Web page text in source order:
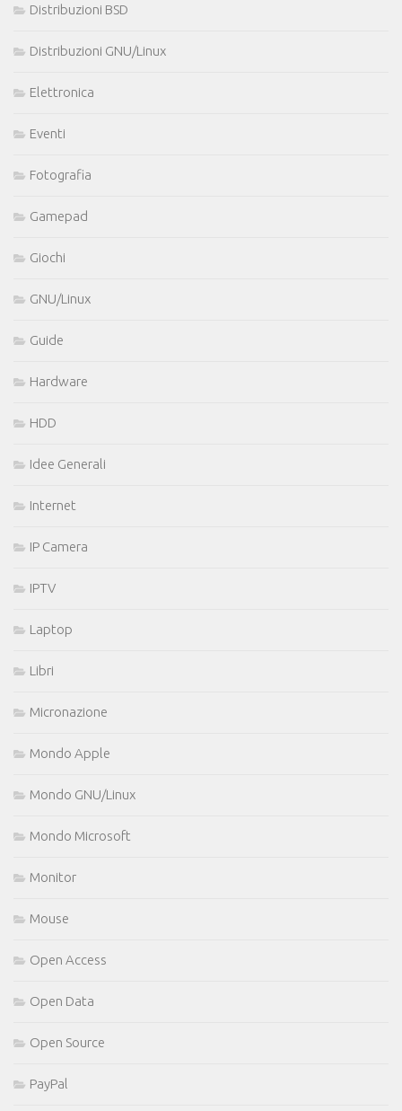
Distribuzioni BSD
Distribuzioni GNU/Linux
Elettronica
Eventi
Fotografia
Gamepad
Giochi
GNU/Linux
Guide
Hardware
HDD
Idee Generali
Internet
IP Camera
IPTV
Laptop
Libri
Micronazione
Mondo Apple
Mondo GNU/Linux
Mondo Microsoft
Monitor
Mouse
Open Access
Open Data
Open Source
PayPal